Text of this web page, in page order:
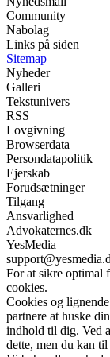
Community
Nabolag
Links på siden
Sitemap
Nyheder
Galleri
Tekstunivers
RSS
Lovgivning
Browserdata
Persondatapolitik
Ejerskab
Forudsætninger
Tilgang
Ansvarlighed
Advokaternes.dk
YesMedia
For at sikre optimal
cookies.
Cookies og
partnere at huske
indhold til dig. Ved
dette, men du kan